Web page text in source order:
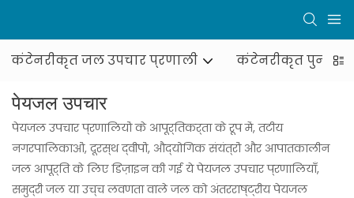
कंटेनरीकृत जल उपचार प्रणाली कंटेनरीकृत
पेयजल उपचार
पेयजल उपचार प्रणालियों के आपूर्तिकर्ता के रूप में, तटीय
नगरपालिकाओं, दूरस्थ द्वीपों, औद्योगिक संयंत्रों और आपातकालीन
जल आपूर्ति के लिए डिज़ाइन की गई ये पेयजल उपचार प्रणालियाँ,
समुद्री जल या उच्च लवणता वाले जल को अंतरराष्ट्रीय पेयजल